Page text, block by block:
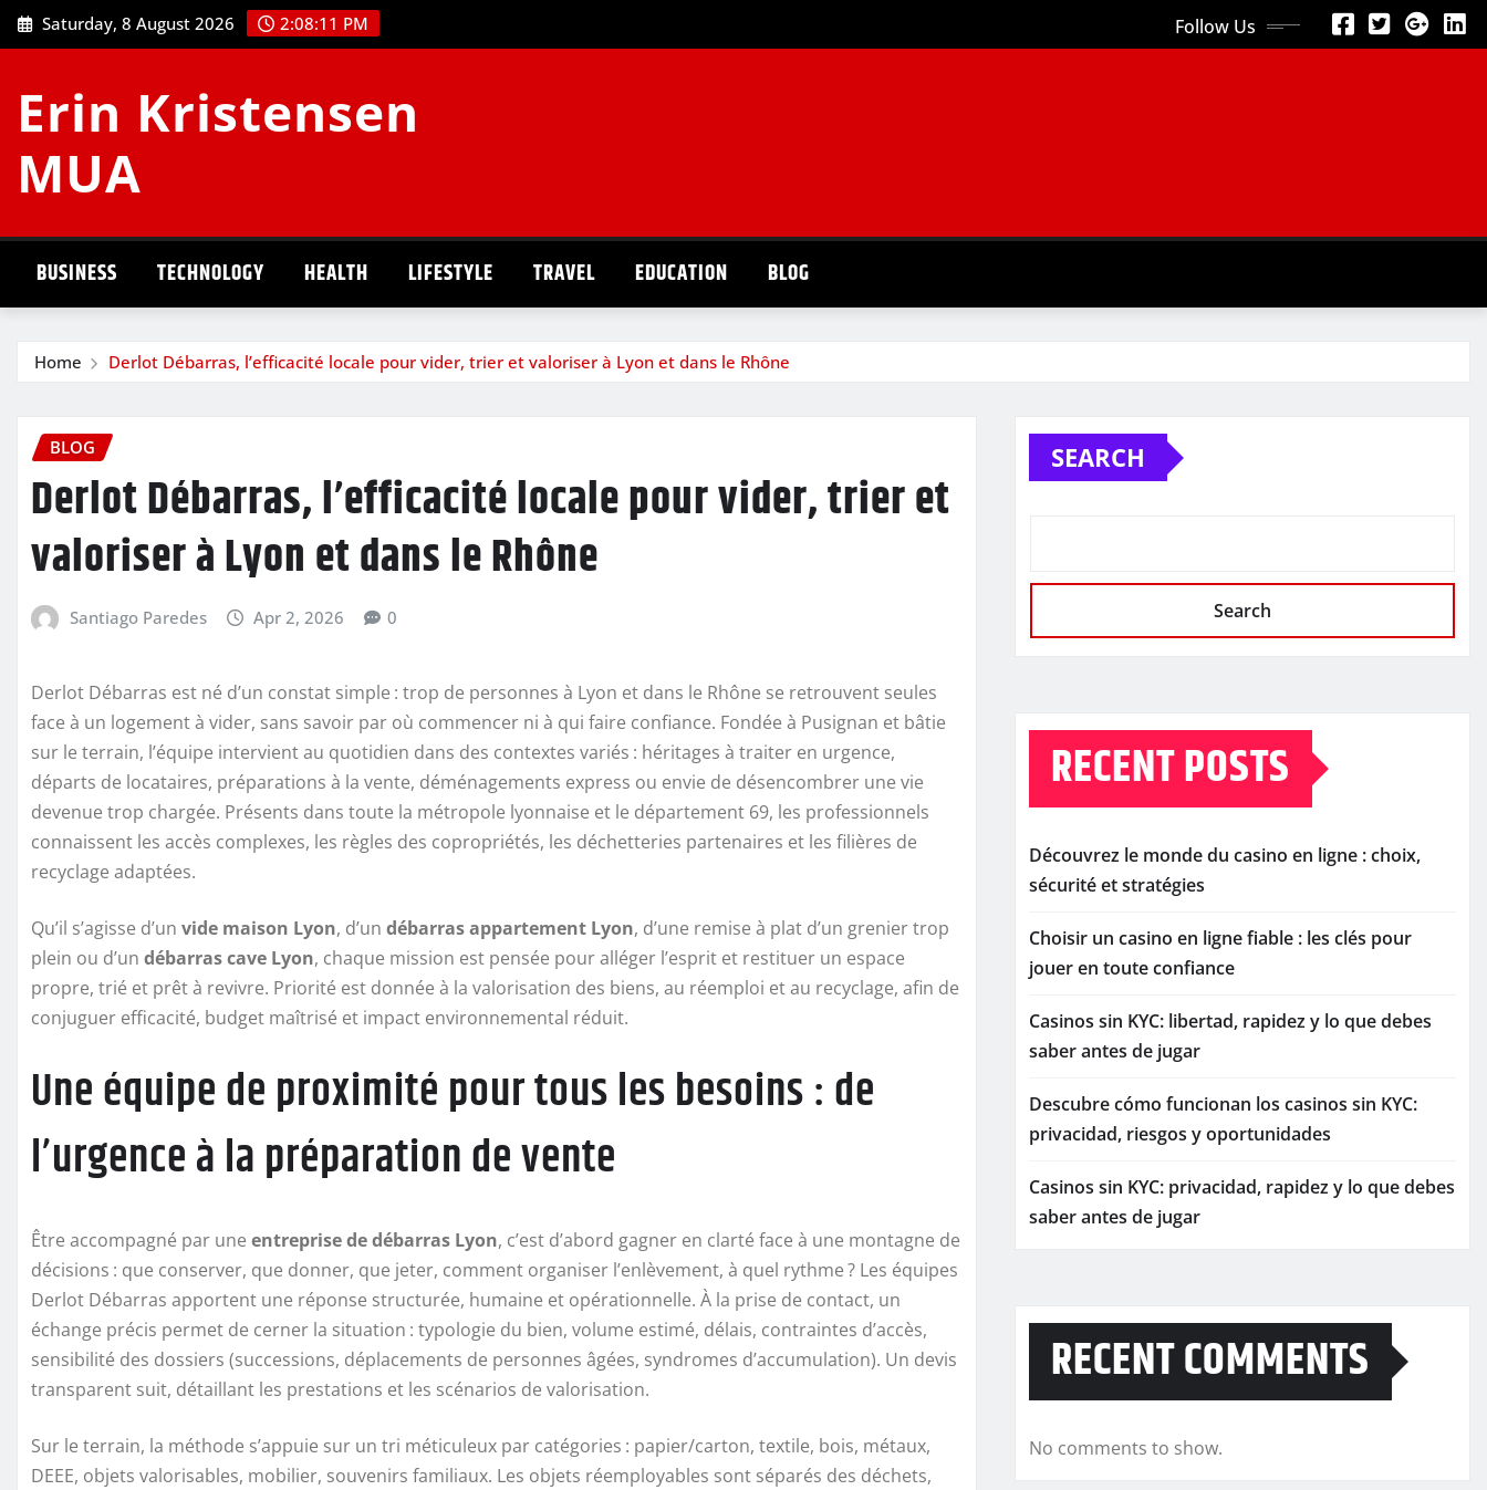
Skip
to
Saturday, 8 August 2026 2:08:12 PM Follow Us
Erin Kristensen
MUA
BUSINESS TECHNOLOGY HEALTH LIFESTYLE TRAVEL EDUCATION BLOG
Home Derlot Débarras, l’efficacité locale pour vider, trier et valoriser à Lyon et dans le Rhône
BLOG
Derlot Débarras, l’efficacité locale pour vider, trier et
valoriser à Lyon et dans le Rhône
Santiago Paredes Apr 2, 2026 0
Derlot Débarras est né d’un constat simple : trop de personnes à Lyon et dans le Rhône se retrouvent seules
face à un logement à vider, sans savoir par où commencer ni à qui faire confiance. Fondée à Pusignan et bâtie
sur le terrain, l’équipe intervient au quotidien dans des contextes variés : héritages à traiter en urgence,
départs de locataires, préparations à la vente, déménagements express ou envie de désencombrer une vie
devenue trop chargée. Présents dans toute la métropole lyonnaise et le département 69, les professionnels
connaissent les accès complexes, les règles des copropriétés, les déchetteries partenaires et les filières de
recyclage adaptées.
Qu’il s’agisse d’un vide maison Lyon, d’un débarras appartement Lyon, d’une remise à plat d’un grenier trop
plein ou d’un débarras cave Lyon, chaque mission est pensée pour alléger l’esprit et restituer un espace
propre, trié et prêt à revivre. Priorité est donnée à la valorisation des biens, au réemploi et au recyclage, afin de
conjuguer efficacité, budget maîtrisé et impact environnemental réduit.
Une équipe de proximité pour tous les besoins : de
l’urgence à la préparation de vente
Être accompagné par une entreprise de débarras Lyon, c’est d’abord gagner en clarté face à une montagne de
décisions : que conserver, que donner, que jeter, comment organiser l’enlèvement, à quel rythme ? Les équipes
Derlot Débarras apportent une réponse structurée, humaine et opérationnelle. À la prise de contact, un
échange précis permet de cerner la situation : typologie du bien, volume estimé, délais, contraintes d’accès,
sensibilité des dossiers (successions, déplacements de personnes âgées, syndromes d’accumulation). Un devis
transparent suit, détaillant les prestations et les scénarios de valorisation.
Sur le terrain, la méthode s’appuie sur un tri méticuleux par catégories : papier/carton, textile, bois, métaux,
DEEE, objets valorisables, mobilier, souvenirs familiaux. Les objets réemployables sont séparés des déchets,
SEARCH
Search
RECENT POSTS
Découvrez le monde du casino en ligne : choix,
sécurité et stratégies
Choisir un casino en ligne fiable : les clés pour
jouer en toute confiance
Casinos sin KYC: libertad, rapidez y lo que debes
saber antes de jugar
Descubre cómo funcionan los casinos sin KYC:
privacidad, riesgos y oportunidades
Casinos sin KYC: privacidad, rapidez y lo que debes
saber antes de jugar
RECENT COMMENTS
No comments to show.